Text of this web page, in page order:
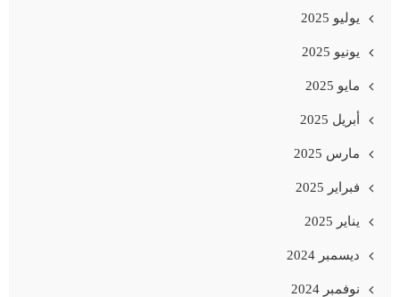
يوليو 2025
يونيو 2025
مايو 2025
أبريل 2025
مارس 2025
فبراير 2025
يناير 2025
ديسمبر 2024
نوفمبر 2024